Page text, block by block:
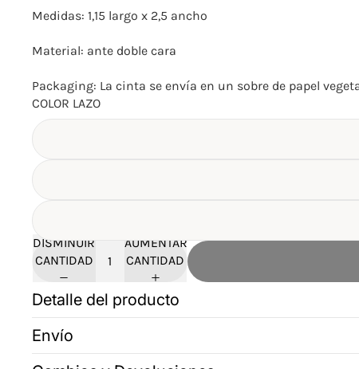
Medidas: 1,15 largo x 2,5 ancho
Material: ante doble cara
Packaging: La cinta se envía en un sobre de papel
COLOR LAZO
DISMINUIR
CANTIDAD
AUMENTAR
CANTIDAD
Detalle del producto
Envío